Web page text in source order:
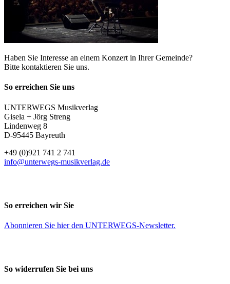
Haben Sie Interesse an einem Konzert in Ihrer Gemeinde?
Bitte kontaktieren Sie uns.
So erreichen Sie uns
UNTERWEGS Musikverlag
Gisela + Jörg Streng
Lindenweg 8
D-95445 Bayreuth
+49 (0)921 741 2 741
info@unterwegs-musikverlag.de
So erreichen wir Sie
Abonnieren Sie hierden UNTERWEGS-Newsletter.
So widerrufen Sie bei uns